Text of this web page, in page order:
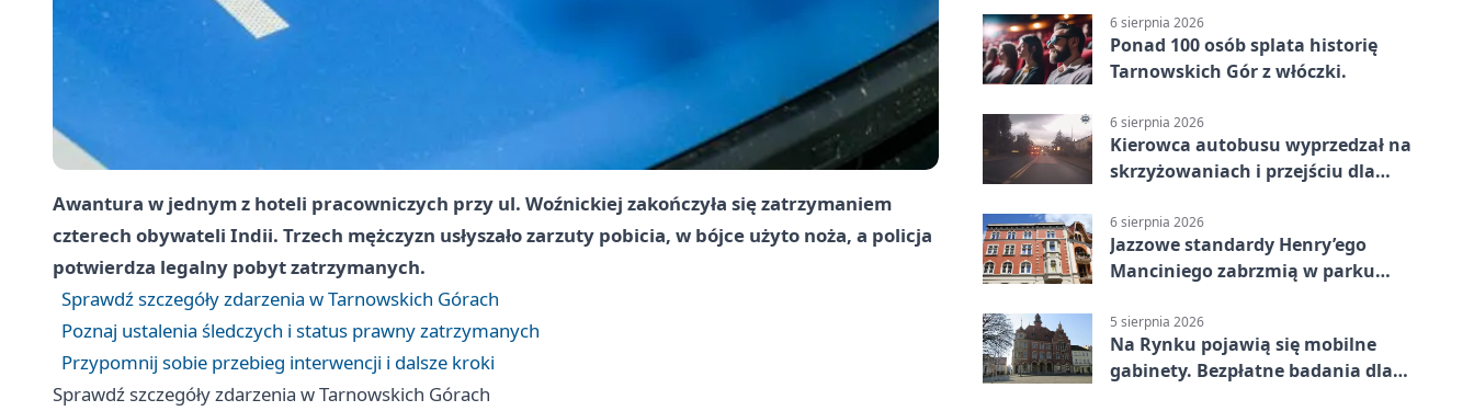
Awantura w jednym z hoteli pracowniczych przy ul. Woźnickiej zakończyła się zatrzymaniem
czterech obywateli Indii. Trzech mężczyzn usłyszało zarzuty pobicia, w bójce użyto noża, a policja
potwierdza legalny pobyt zatrzymanych.
Sprawdź szczegóły zdarzenia w Tarnowskich Górach
Poznaj ustalenia śledczych i status prawny zatrzymanych
Przypomnij sobie przebieg interwencji i dalsze kroki
Sprawdź szczegóły zdarzenia w Tarnowskich Górach
6 sierpnia 2026
Ponad 100 osób splata historię
Tarnowskich Gór z włóczki.
6 sierpnia 2026
Kierowca autobusu wyprzedzał na
skrzyżowaniach i przejściu dla
6 sierpnia 2026
Jazzowe standardy Henry’ego
Manciniego zabrzmią w parku
5 sierpnia 2026
Na Rynku pojawią się mobilne
gabinety. Bezpłatne badania dla